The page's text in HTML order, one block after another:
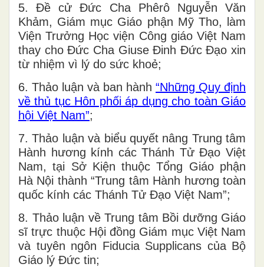
5. Đề cử Đức Cha Phêrô Nguyễn Văn
Khảm, Giám mục Giáo phận Mỹ Tho, làm
Viện Trưởng Học viện Công giáo Việt Nam
thay cho Đức Cha Giuse Đinh Đức Đạo xin
từ nhiệm vì lý do sức khoẻ;
6. Thảo luận và ban hành “Những Quy định
về thủ tục Hôn phối áp dụng cho toàn Giáo
hội Việt Nam”;
7. Thảo luận và biểu quyết nâng Trung tâm
Hành hương kính các Thánh Tử Đạo Việt
Nam, tại Sở Kiện thuộc Tổng Giáo phận
Hà Nội thành “Trung tâm Hành hương toàn
quốc kính các Thánh Tử Đạo Việt Nam”;
8. Thảo luận về Trung tâm Bồi dưỡng Giáo
sĩ trực thuộc Hội đồng Giám mục Việt Nam
và tuyên ngôn Fiducia Supplicans của Bộ
Giáo lý Đức tin;